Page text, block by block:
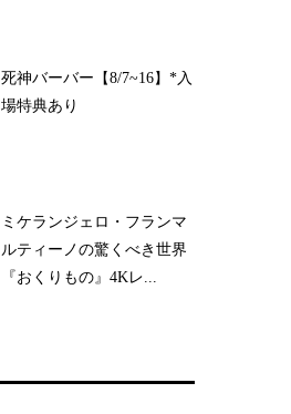
死神バーバー【8/7~16】*入
場特典あり
ミケランジェロ・フランマ
ルティーノの驚くべき世界
『おくりもの』4Kレ...